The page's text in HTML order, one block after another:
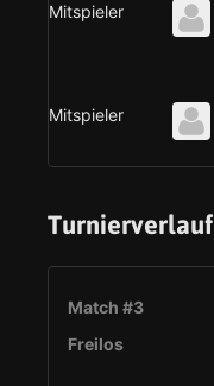
Mitspieler
Mitspieler
Turnierverlauf
Match #3
Freilos